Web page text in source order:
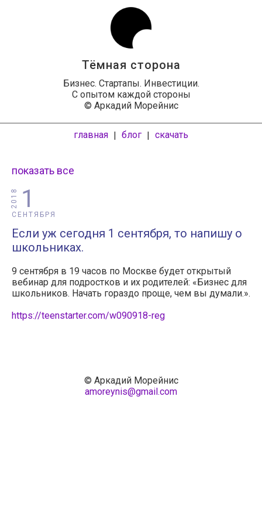
Тёмная сторона
Бизнес. Стартапы. Инвестиции.
С опытом каждой стороны
© Аркадий Морейнис
главная | блог | скачать
показать все
1
СЕНТЯБРЯ
2018
Если уж сегодня 1 сентября, то напишу о
школьниках.
9 сентября в 19 часов по Москве будет открытый
вебинар для подростков и их родителей: «Бизнес для
школьников. Начать гораздо проще, чем вы думали.».
https://teenstarter.com/w090918-reg
© Аркадий Морейнис
amoreynis@gmail.com